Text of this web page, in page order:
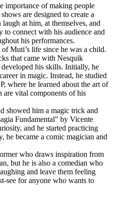
importance of making people
are designed to create a
at him, at themselves, and
connect with his audience and
his performances.
Muti’s life since he was a child.
that came with Nesquik
his skills. Initially, he
in magic. Instead, he studied
where he learned about the art of
vital components of his
showed him a magic trick and
Fundamental” by Vicente
and he started practicing
he became a comic magician and
who draws inspiration from
but he is also a comedian who
and leave them feeling
see for anyone who wants to